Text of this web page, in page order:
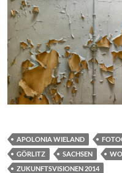
APOLONIA WIELAND
GÖRLITZ
SACHSEN
ZUKUNFTSVISIONEN 2014